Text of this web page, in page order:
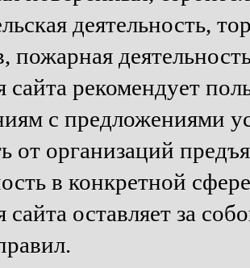
деятельность,
пожарная
сайта рекомендует
с предложениями
от организаций
в конкретной
сайта оставляет за